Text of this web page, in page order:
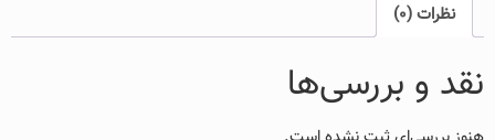
نظرات (0)
نقد و بررسی‌ها